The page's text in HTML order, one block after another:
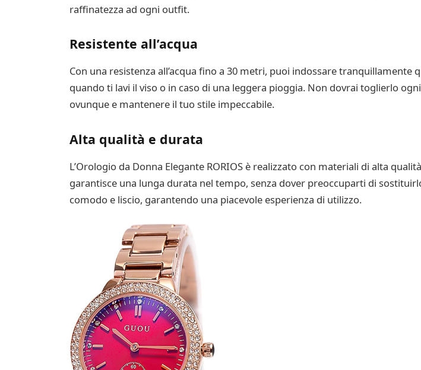
raffinatezza ad ogni outfit.
Resistente all’acqua
Con una resistenza all’acqua fino a 30 metri, puoi indossare tranquillamente
quando ti lavi il viso o in caso di una leggera pioggia. Non dovrai toglierlo
ovunque e mantenere il tuo stile impeccabile.
Alta qualità e durata
L’Orologio da Donna Elegante RORIOS è realizzato con materiali di alta
garantisce una lunga durata nel tempo, senza dover preoccuparti di
comodo e liscio, garantendo una piacevole esperienza di utilizzo.